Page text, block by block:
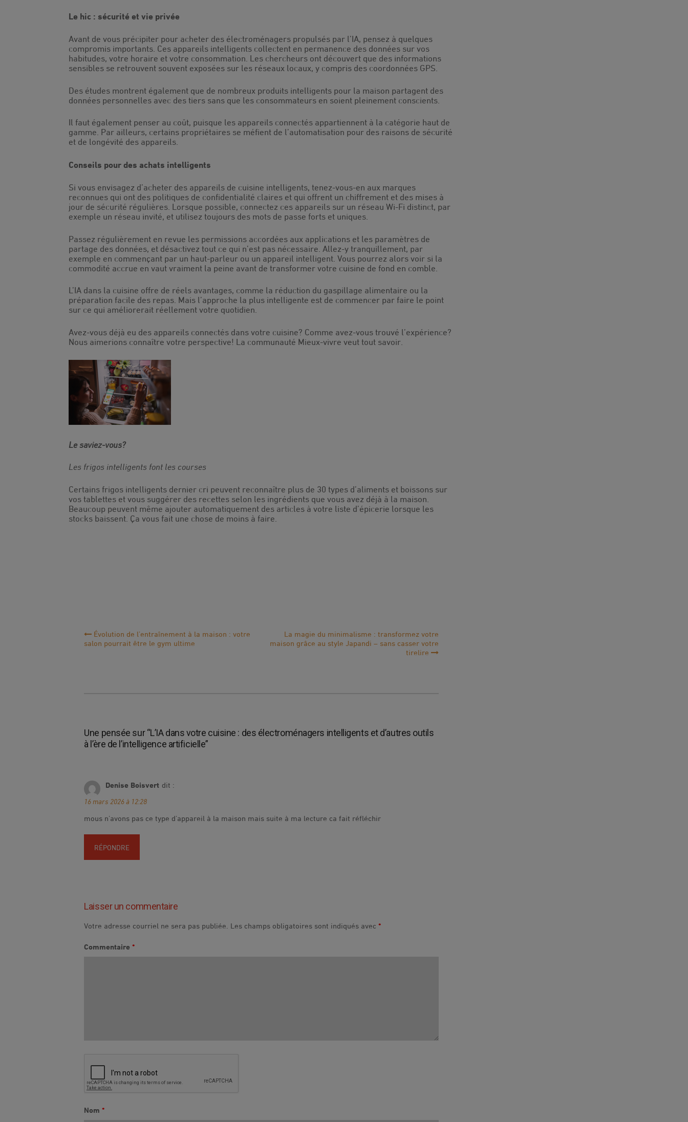
Le hic : sécurité et vie privée
Avant de vous précipiter pour acheter des électroménagers propulsés par l’IA, pensez à quelques
compromis importants. Ces appareils intelligents collectent en permanence des données sur vos
habitudes, votre horaire et votre consommation. Les chercheurs ont découvert que des informations
sensibles se retrouvent souvent exposées sur les réseaux locaux, y compris des coordonnées GPS.
Des études montrent également que de nombreux produits intelligents pour la maison partagent des
données personnelles avec des tiers sans que les consommateurs en soient pleinement conscients.
Il faut également penser au coût, puisque les appareils connectés appartiennent à la catégorie haut de
gamme. Par ailleurs, certains propriétaires se méfient de l’automatisation pour des raisons de sécurité
et de longévité des appareils.
Conseils pour des achats intelligents
Si vous envisagez d’acheter des appareils de cuisine intelligents, tenez-vous-en aux marques
reconnues qui ont des politiques de confidentialité claires et qui offrent un chiffrement et des mises à
jour de sécurité régulières. Lorsque possible, connectez ces appareils sur un réseau Wi-Fi distinct, par
exemple un réseau invité, et utilisez toujours des mots de passe forts et uniques.
Passez régulièrement en revue les permissions accordées aux applications et les paramètres de
partage des données, et désactivez tout ce qui n’est pas nécessaire. Allez-y tranquillement, par
exemple en commençant par un haut-parleur ou un appareil intelligent. Vous pourrez alors voir si la
commodité accrue en vaut vraiment la peine avant de transformer votre cuisine de fond en comble.
L’IA dans la cuisine offre de réels avantages, comme la réduction du gaspillage alimentaire ou la
préparation facile des repas. Mais l’approche la plus intelligente est de commencer par faire le point
sur ce qui améliorerait réellement votre quotidien.
Avez-vous déjà eu des appareils connectés dans votre cuisine? Comme avez-vous trouvé l’expérience?
Nous aimerions connaître votre perspective! La communauté Mieux-vivre veut tout savoir.
Le saviez-vous?
Les frigos intelligents font les courses
Certains frigos intelligents dernier cri peuvent reconnaître plus de 30 types d’aliments et boissons sur
vos tablettes et vous suggérer des recettes selon les ingrédients que vous avez déjà à la maison.
Beaucoup peuvent même ajouter automatiquement des articles à votre liste d’épicerie lorsque les
stocks baissent. Ça vous fait une chose de moins à faire.
Navigation
de
Évolution de l’entraînement à la maison : votre
salon pourrait être le gym ultime
La magie du minimalisme : transformez votre
maison grâce au style Japandi – sans casser votre
tirelire
Une pensée sur “L’IA dans votre cuisine : des électroménagers intelligents et d’autres outils
à l’ère de l’intelligence artificielle”
Denise Boisvert dit :
16 mars 2026 à 12:28
mous n’avons pas ce type d’appareil à la maison mais suite à ma lecture ca fait réfléchir
RÉPONDRE
Laisser un commentaire
Votre adresse courriel ne sera pas publiée. Les champs obligatoires sont indiqués avec*
Commentaire*
Nom*